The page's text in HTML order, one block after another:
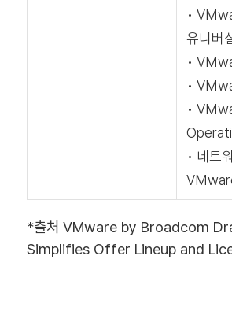
•
유니버
•
•
•
• 네트
*출처 VMware by Broadcom
Simplifies Offer Lineup and